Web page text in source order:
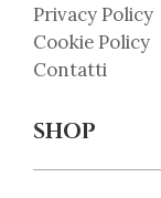
Privacy Policy
Cookie Policy
Contatti
SHOP